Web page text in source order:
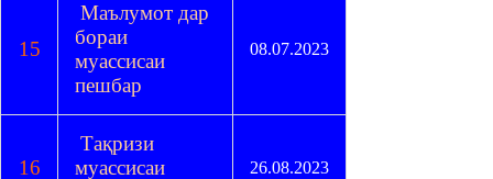
15
Маълумот дар
бораи
муассисаи
пешбар
08.07.2023
16
Тақризи
муассисаи
26.08.2023